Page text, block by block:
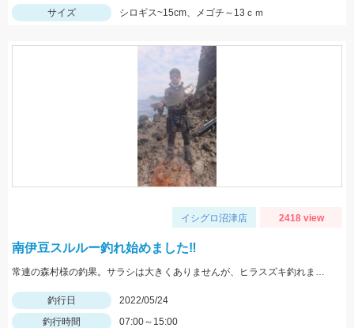
サイズ シロギス~15cm、メゴチ～13ｃｍ
イシグロ沼津店 2418 view
南伊豆スルルー釣れ始めました‼
常連の森村様の釣果。サラシは大きくありませんが、ヒラスズキ釣れました！
釣行日
2022/05/24
釣行時間
07:00～15:00